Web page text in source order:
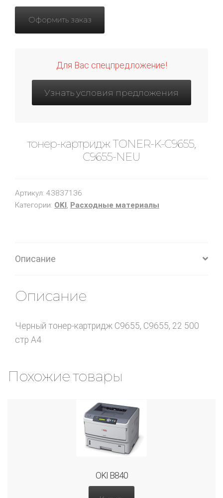
Оформить заказ
Для Вас спецпредложение!
Узнать условия предложения
тонер-картридж TONER-K-C9655,
C9655-NEU
Артикул: 43837136
Категории: OKI, Расходные материалы
Описание
Описание
Черный тонер-картридж C9655, C9655, 22 500
стр А4
Похожие товары
OKI B840